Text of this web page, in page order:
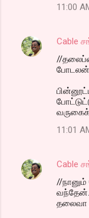
11:00
Cable
//
11:01
Cable
//
தலைவா